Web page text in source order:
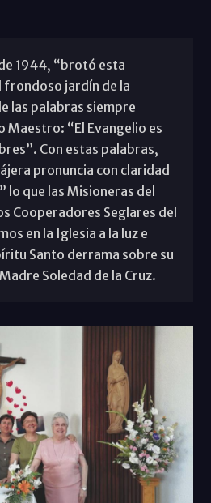
1944, “brotó esta
frondoso jardín de la
las palabras siempre
Maestro: “El Evangelio es
Con estas palabras,
pronuncia con claridad
lo que las Misioneras del
Cooperadores Seglares del
en la Iglesia a la luz e
Santo derrama sobre su
Soledad de la Cruz.